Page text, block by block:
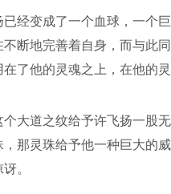
经变成了一个血球，一个
断地完善着自身，而与此
了他的灵魂之上，在他的
大道之纹给予许飞扬一股
那灵珠给予他一种巨大的
。